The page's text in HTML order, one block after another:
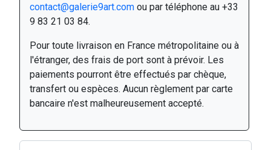
contact@galerie9art.com ou par téléphone au +33
9 83 21 03 84.
Pour toute livraison en France métropolitaine ou à
l'étranger, des frais de port sont à prévoir. Les
paiements pourront être effectués par chèque,
transfert ou espèces. Aucun règlement par carte
bancaire n'est malheureusement accepté.